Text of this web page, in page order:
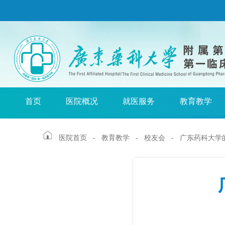
首页 医院概况 就医服务 教育教学
医院首页 - 教育教学 - 校友会 - 广东药科大学